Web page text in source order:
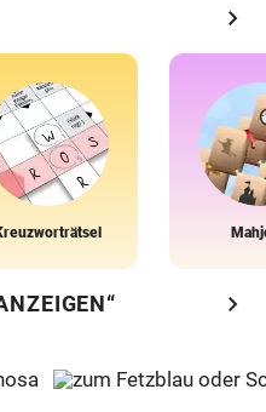
chevron_right
chevron_right